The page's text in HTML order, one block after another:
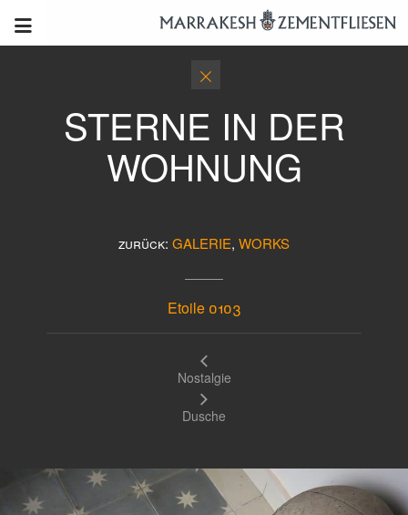
STERNE IN DER
WOHNUNG
zurück: GALERIE, WORKS
Etoile 0103
Nostalgie
Dusche